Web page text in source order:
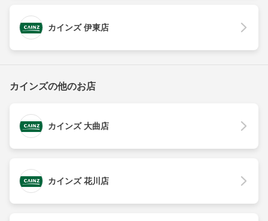
カインズ 伊東店
カインズの他のお店
カインズ 大曲店
カインズ 花川店